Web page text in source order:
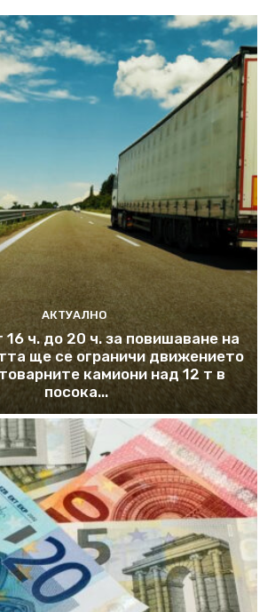
АКТУАЛНО
16 ч. до 20 ч. за повишаване на
ще се ограничи движението
камиони над 12 т в
посока...